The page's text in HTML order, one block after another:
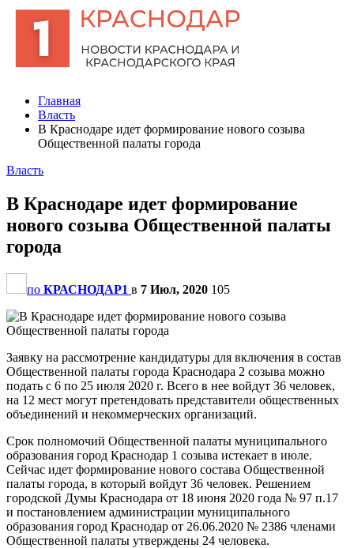
Главная
Власть
В Краснодаре идет формирование нового созыва
Общественной палаты города
Власть
В Краснодаре идет формирование
нового созыва Общественной палаты
города
по КРАСНОДАР1 в 7 Июл, 2020 105
Заявку на рассмотрение кандидатуры для включения в состав
Общественной палаты города Краснодара 2 созыва можно
подать с 6 по 25 июля 2020 г. Всего в нее войдут 36 человек,
на 12 мест могут претендовать представители общественных
объединений и некоммерческих организаций.
Срок полномочий Общественной палаты муниципального
образования город Краснодар 1 созыва истекает в июле.
Сейчас идет формирование нового состава Общественной
палаты города, в который войдут 36 человек. Решением
городской Думы Краснодара от 18 июня 2020 года № 97 п.17
и постановлением администрации муниципального
образования город Краснодар от 26.06.2020 № 2386 членами
Общественной палаты утверждены 24 человека.